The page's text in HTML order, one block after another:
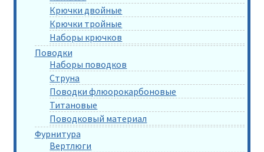
Крючки двойные
Крючки тройные
Наборы крючков
Поводки
Наборы поводков
Струна
Поводки флюорокарбоновые
Титановые
Поводковый материал
Фурнитура
Вертлюги